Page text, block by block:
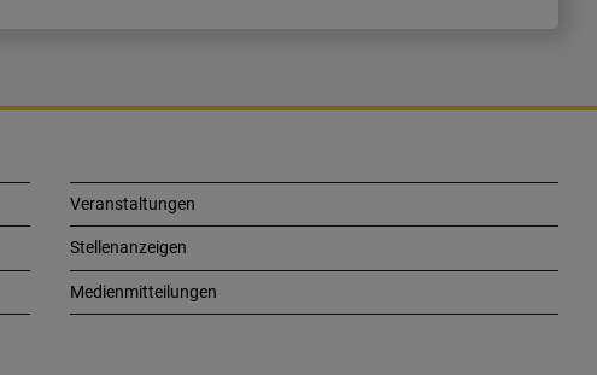
Veranstaltungen
Stellenanzeigen
Medienmitteilungen